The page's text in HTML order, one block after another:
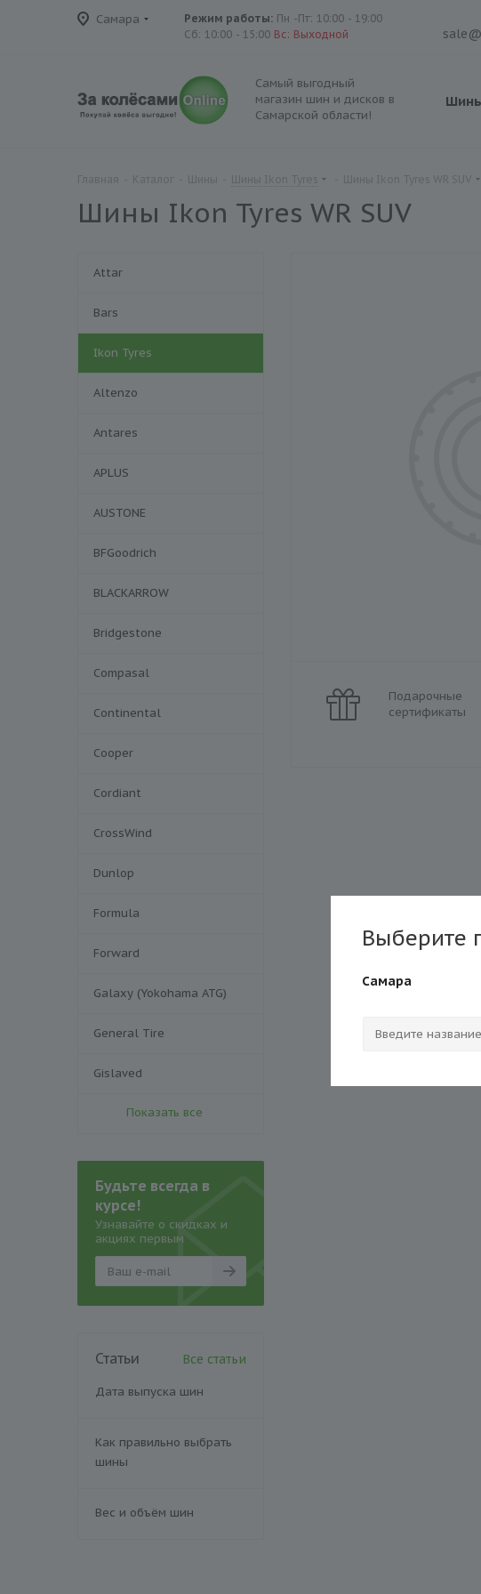
Самара Режим работы: Пн -Пт: 10:00 - 19:00
Сб: 10:00 - 15:00 Вс: Выходной
Самый выгодный
магазин шин и дисков в
Самарской области!
Шины Ikon Tyres WR SUV
Подарочные
сертификаты
Attar
Bars
Ikon Tyres
Altenzo
Antares
APLUS
AUSTONE
BFGoodrich
BLACKARROW
Bridgestone
Compasal
Continental
Cooper
Cordiant
CrossWind
Dunlop
Formula
Forward
Galaxy (Yokohama ATG)
General Tire
Gislaved
Показать все
Будьте всегда в
курсе!
Узнавайте о скидках и
акциях первым
Статьи Все статьи
Дата выпуска шин
Как правильно выбрать
шины
Вес и объём шин
Выберите
Самара